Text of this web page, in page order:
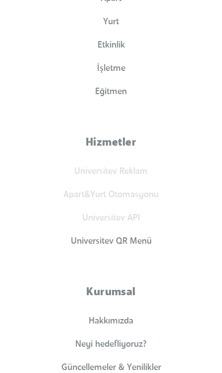
Yurt
Etkinlik
İşletme
Eğitmen
Hizmetler
Universitev Reklam
Apart&Yurt Otomasyonu
Universitev API
Universitev QR Menü
Kurumsal
Hakkımızda
Neyi hedefliyoruz?
Güncellemeler & Yenilikler